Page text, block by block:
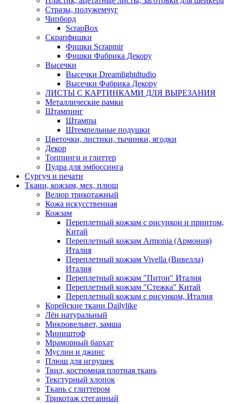
Стразы, полужемчуг
Чипборд
ScrapBox
Скрапфишки
Фишки Scrapmir
Фишки Фабрика Декору
Высечки
Высечки Dreamlightdtudio
Высечки Фабрика Декору
ЛИСТЫ С КАРТИНКАМИ ДЛЯ ВЫРЕЗАНИЯ
Металлические рамки
Штампинг
Штампы
Штемпельные подушки
Цветочки, листики, тычинки, ягодки
Декор
Топпинги и глиттер
Пудра для эмбоссинга
Сургуч и печати
Ткани, кожзам, мех, плюш
Велюр трикотажный
Кожа искусственная
Кожзам
Переплетный кожзам с рисункои и принтом,
Китай
Переплетный кожзам Armonia (Армония)
Италия
Переплетный кожзам Vivella (Вивелла)
Италия
Переплетный кожзам "Питон" Италия
Переплетный кожзам "Стежка" Китай
Переплетный кожзам с рисунком, Италия
Корейские ткани Dailylike
Лён натуральный
Микровельвет, замша
Миништоф
Мраморный бархат
Муслин и джинс
Плюш для игрушек
Твил, костюмная плотная ткань
Текстурный хлопок
Ткань с глиттером
Трикотаж стеганный